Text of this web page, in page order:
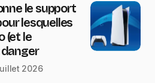
le support
lesquelles
(et le
2026